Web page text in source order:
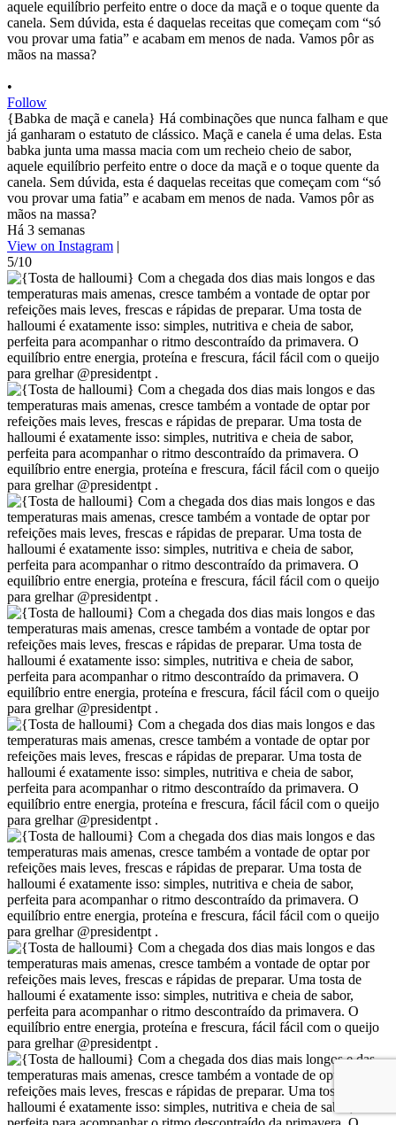
•
Follow
{Babka de maçã e canela} Há combinações que nunca falham e que
já ganharam o estatuto de clássico. Maçã e canela é uma delas. Esta
babka junta uma massa macia com um recheio cheio de sabor,
aquele equilíbrio perfeito entre o doce da maçã e o toque quente da
canela. Sem dúvida, esta é daquelas receitas que começam com “só
vou provar uma fatia” e acabam em menos de nada. Vamos pôr as
mãos na massa?
Há 3 semanas
View on Instagram |
5/10